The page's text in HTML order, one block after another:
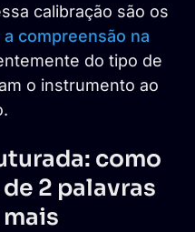
calibração são os
a compreensão na
do tipo de
o instrumento ao
como
2 palavras